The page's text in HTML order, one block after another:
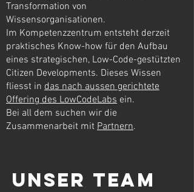
Transformation von
Wissensorganisationen.
Im Kompetenzzentrum entsteht derzeit
praktisches Know-how für den Aufbau
eines strategischen, Low-Code-gestützten
Citizen Developments. Dieses Wissen
fliesst in das nach aussen gerichtete
Offering des LowCodeLabs ein.
Bei all dem suchen wir die
Zusammenarbeit mit Partnern.
UNSER team